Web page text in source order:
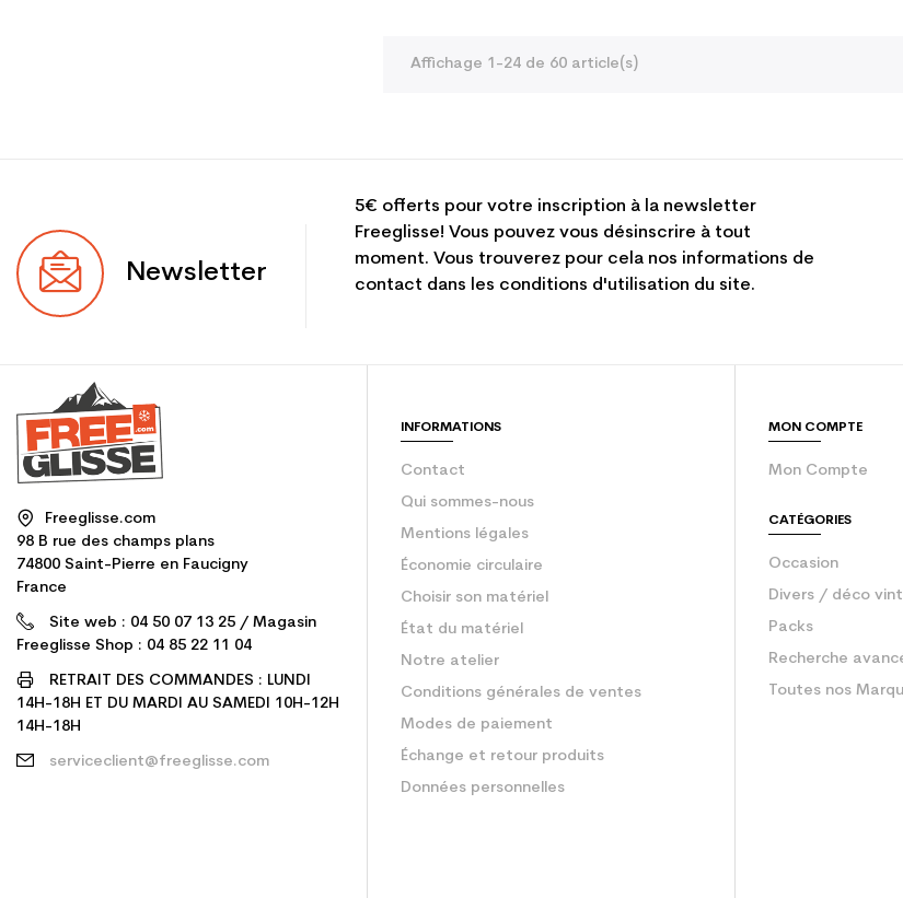
Affichage 1-24 de 60 article(s)
Newsletter
5€ offerts pour votre inscription à la newsletter
Freeglisse! Vous pouvez vous désinscrire à tout
moment. Vous trouverez pour cela nos informations de
contact dans les conditions d'utilisation du site.
Freeglisse.com
98 B rue des champs plans
74800 Saint-Pierre en Faucigny
France
Site web : 04 50 07 13 25 / Magasin
Freeglisse Shop : 04 85 22 11 04
RETRAIT DES COMMANDES : LUNDI
14H-18H ET DU MARDI AU SAMEDI 10H-12H
14H-18H
serviceclient@freeglisse.com
INFORMATIONS
Contact
Qui sommes-nous
Mentions légales
Économie circulaire
Choisir son matériel
État du matériel
Notre atelier
Conditions générales de ventes
Modes de paiement
Échange et retour produits
Données personnelles
MON COMPTE
Mon Compte
CATÉGORIES
Occasion
Divers / déco
Packs
Recherche
Toutes nos